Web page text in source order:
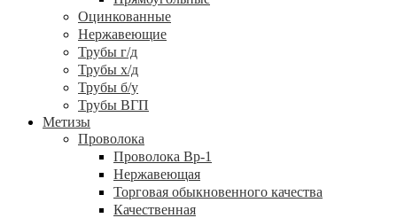
Оцинкованные
Нержавеющие
Трубы г/д
Трубы х/д
Трубы б/у
Трубы ВГП
Метизы
Проволока
Проволока Вр-1
Нержавеющая
Торговая обыкновенного качества
Качественная